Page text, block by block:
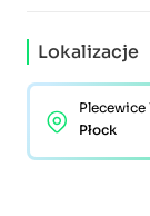
Lokalizacje
Plecewice
Płock